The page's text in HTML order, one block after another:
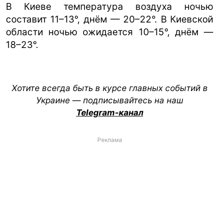
В Киеве температура воздуха ночью
составит 11–13°, днём — 20–22°. В Киевской
области ночью ожидается 10–15°, днём —
18–23°.
Хотите всегда быть в курсе главных событий в
Украине — подписывайтесь на наш
Telegram-канал
Реклама